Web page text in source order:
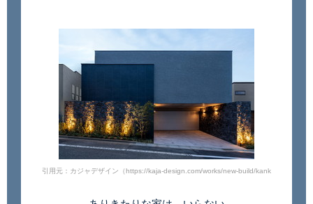
引用元：カジャデザイン（https://kaja-design.com/works/new-build/kankakuwo-